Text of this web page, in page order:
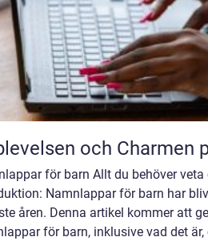
och Charmen
för barn Allt du behöver
Namnlappar för barn har
åren. Denna artikel kommer att
för barn, inklusive vad det är,